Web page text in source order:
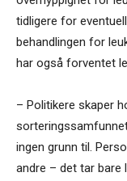
tidligere for
behandlingen for
har også forventet
– Politikere skaper
ingen grunn til.
andre – det tar bare